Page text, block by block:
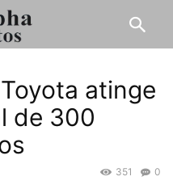
atinge
de 300
0
351